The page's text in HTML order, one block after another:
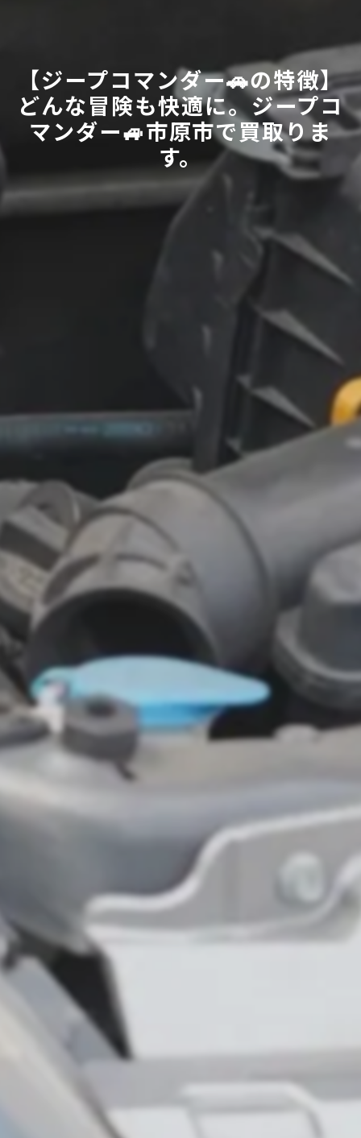
【ジープコマンダー🚗の特徴】
どんな冒険も快適に。ジープコ
マンダー🚙市原市で買取りま
す。